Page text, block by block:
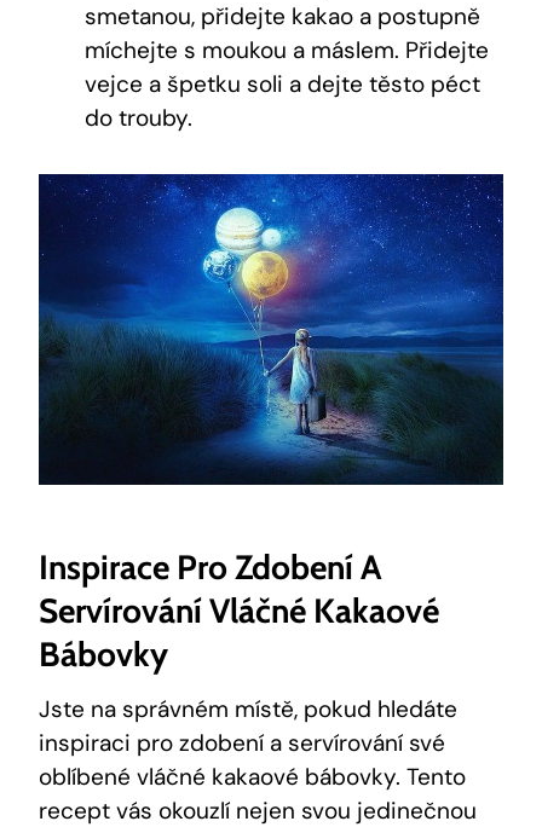
smetanou, přidejte‍ kakao a postupně
míchejte s moukou a ⁤máslem. Přidejte
vejce a špetku soli a dejte těsto péct
do trouby.
Inspirace Pro⁤ Zdobení A
Servírování Vláčné Kakaové
Bábovky
Jste na správném místě, pokud hledáte
inspiraci pro zdobení a servírování své
oblíbené vláčné kakaové bábovky. Tento
recept vás okouzlí nejen svou jedinečnou